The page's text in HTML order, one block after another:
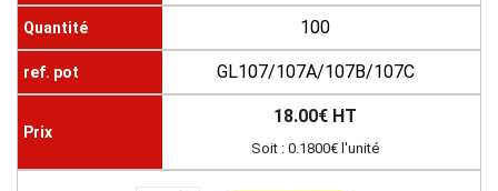
100
GL107/107A/107B/107C
18.00€ HT
Soit : 0.1800€ l'unité